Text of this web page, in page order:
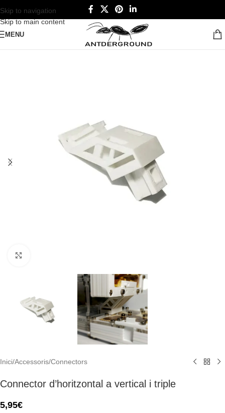
Skip to navigation
Skip to main content
MENU
Inici/Accessoris/Connectors
Connector d’horitzontal a vertical i triple
5,95€